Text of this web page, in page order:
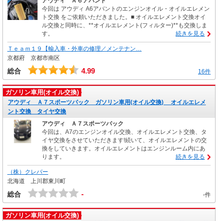
今回は アウディ A6アバントのエンジンオイル・オイルエレメン
ト交換 をご依頼いただきました。■ オイルエレメント交換オイ
ル交換と同時に、**オイルエレメント(フィルター)**も交換しま
す。
続きを見る
Ｔｅａｍ１９【輸入車・外車の修理／メンテナン…
京都府 京都市南区
総合 4.99 16件
ガソリン車用(オイル交換)
アウディ Ａ７スポーツバック ガソリン車用(オイル交換) オイルエレメ
ント交換 タイヤ交換
アウディ Ａ７スポーツバック
今回は、A7のエンジンオイル交換、オイルエレメント交換、タ
イヤ交換をさせていただきます!続いて、オイルエレメントの交
換をしていきます。オイルエレメントはエンジンルーム内にあ
ります。
続きを見る
（株）クレバー
北海道 上川郡東川町
総合 - -件
ガソリン車用(オイル交換)